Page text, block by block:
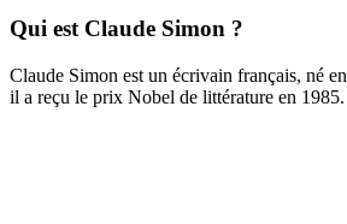
Qui est Claude Simon ?
Claude Simon est un écrivain français, né
il a reçu le prix Nobel de littérature en 1985.